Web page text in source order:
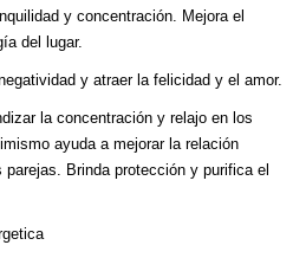
y concentración. Mejora el
del lugar.
y atraer la felicidad y el amor.
la concentración y relajo en los
ayuda a mejorar la relación
Brinda protección y purifica el